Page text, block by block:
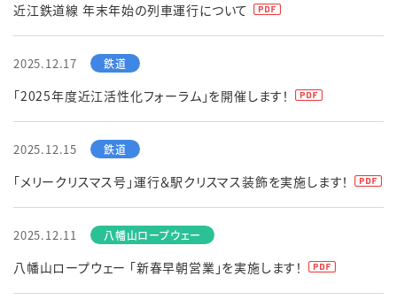
近江鉄道線 年末年始の列車運行について
2025.12.17
「2025年度近江活性化フォーラム」を開催します！
2025.12.15
「メリークリスマス号」運行＆駅クリスマス装飾を実施します！
2025.12.11
八幡山ロープウェー 「新春早朝営業」を実施します！